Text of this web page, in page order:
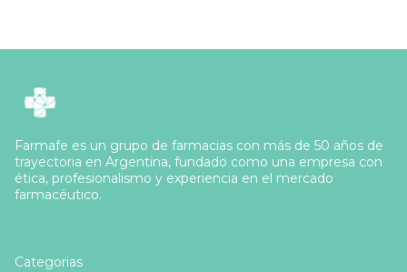
Farmafe es un grupo de farmacias con más de 50 años de
trayectoria en Argentina, fundado como una empresa con
ética, profesionalismo y experiencia en el mercado
farmacéutico.
Categorias